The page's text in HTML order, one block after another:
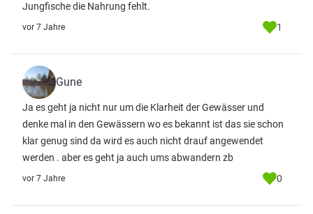
Jungfische die Nahrung fehlt.
vor 7 Jahre 1
Gune
Ja es geht ja nicht nur um die Klarheit der Gewässer und
denke mal in den Gewässern wo es bekannt ist das sie schon
klar genug sind da wird es auch nicht drauf angewendet
werden . aber es geht ja auch ums abwandern zb
vor 7 Jahre 0